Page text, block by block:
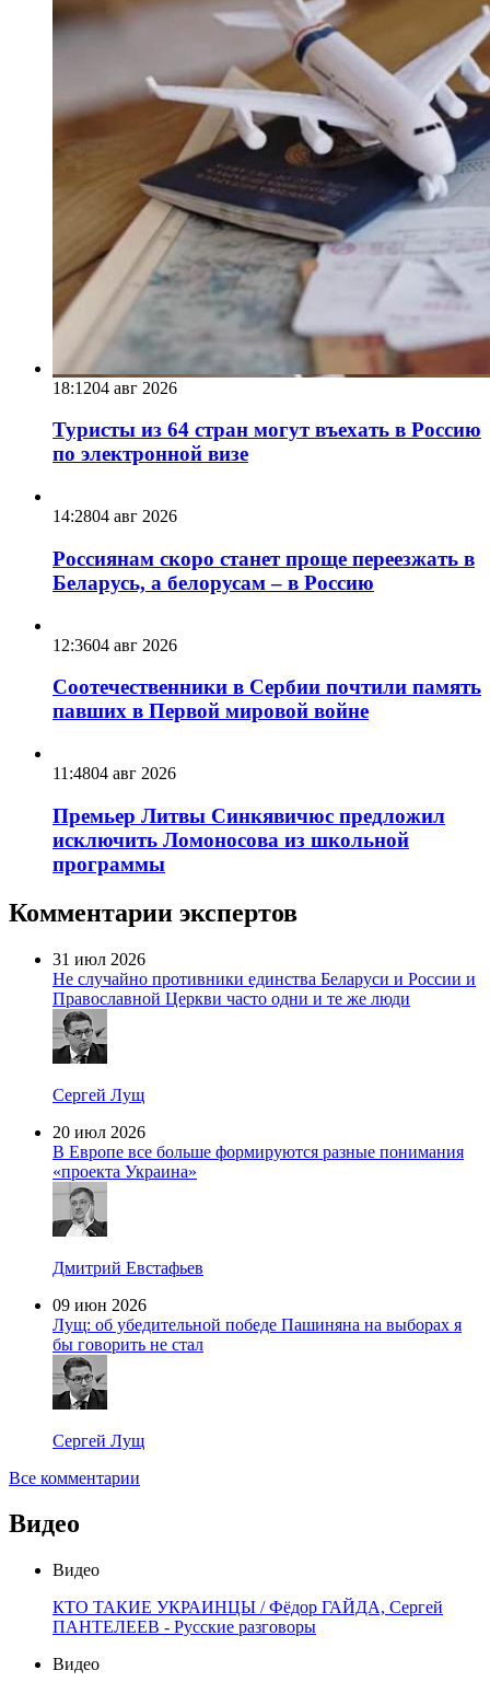
18:1204 авг 2026
Туристы из 64 стран могут въехать в Россию
по электронной визе
14:2804 авг 2026
Россиянам скоро станет проще переезжать в
Беларусь, а белорусам – в Россию
12:3604 авг 2026
Соотечественники в Сербии почтили память
павших в Первой мировой войне
11:4804 авг 2026
Премьер Литвы Синкявичюс предложил
исключить Ломоносова из школьной
программы
Комментарии экспертов
31 июл 2026
Не случайно противники единства Беларуси и России и
Православной Церкви часто одни и те же люди
Сергей Лущ
20 июл 2026
В Европе все больше формируются разные понимания
«проекта Украина»
Дмитрий Евстафьев
09 июн 2026
Лущ: об убедительной победе Пашиняна на выборах я
бы говорить не стал
Сергей Лущ
Все комментарии
Видео
Видео
КТО ТАКИЕ УКРАИНЦЫ / Фёдор ГАЙДА, Сергей
ПАНТЕЛЕЕВ - Русские разговоры
Видео